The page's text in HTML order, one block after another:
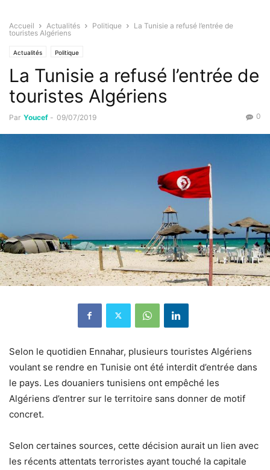
Accueil Actualités Politique
La Tunisie a refusé l’entrée de
touristes Algériens
Actualités Politique
La Tunisie a refusé l’entrée de
touristes Algériens
Par Youcef - 09/07/2019 0
Selon le quotidien Ennahar, plusieurs touristes Algériens
voulant se rendre en Tunisie ont été interdit d’entrée dans
le pays. Les douaniers tunisiens ont empêché les
Algériens d’entrer sur le territoire sans donner de motif
concret.
Selon certaines sources, cette décision aurait un lien avec
les récents attentats terroristes ayant touché la capitale